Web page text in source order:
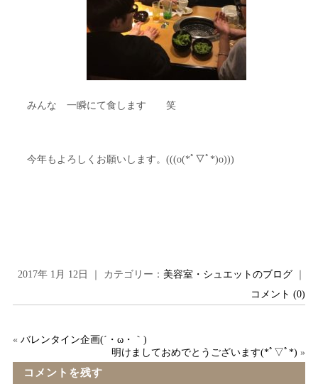
みんな 一瞬にて食します 笑
今年もよろしくお願いします。(((o(*ﾟ▽ﾟ*)o)))
2017年 1月 12日 ｜ カテゴリー： 美容室・シュエットのブログ
コメント (0)
« バレンタイン企画(´・ω・｀)
明けましておめでとうございます(*ﾟ▽ﾟ*) »
コメントを残す